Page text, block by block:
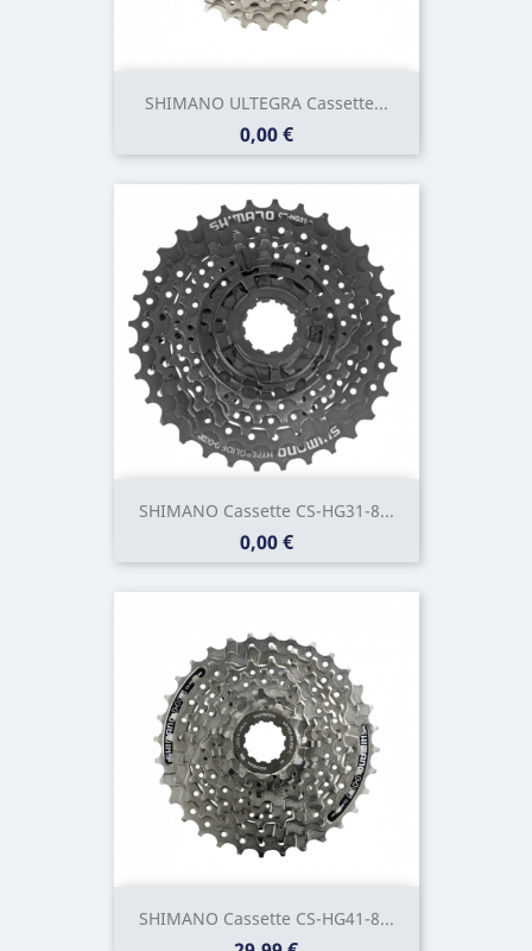
SHIMANO ULTEGRA Cassette...
Prix
0,00 €
SHIMANO Cassette CS-HG31-8...
Prix
0,00 €
SHIMANO Cassette CS-HG41-8...